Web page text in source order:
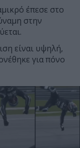
έπεσε στο
στην
είναι υψηλή,
για πόνο